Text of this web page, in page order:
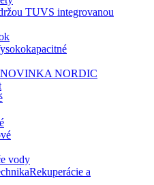
S integrovanou
NOVINKA NORDIC
vody
Rekuperácie a